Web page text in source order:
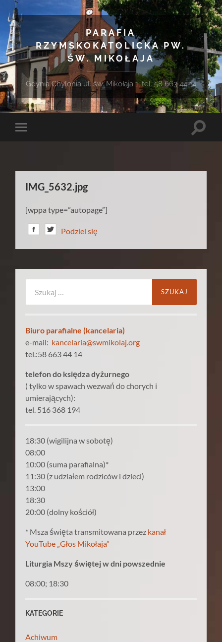
PARAFIA
RZYMSKOKATOLICKA PW.
ŚW. MIKOŁAJA
Gdynia Chylonia ul. św. Mikołaja 1, tel. 58 663 44 14
Toggle
Toggle
IMG_5632.jpg
[wppa type=”autopage”]
Podziel się
Biuro parafialne (kancelaria)
e-mail: kancelaria@swmikolaj.org
tel.:58 663 44 14
telefon do księdza dyżurnego
( tylko w spawach wezwań do chorych i
umierających):
tel. 516 368 194
18:30 (wigilijna w sobotę)
08:00
10:00 (suma parafialna)*
11:30 (z udziałem rodziców i dzieci)
13:00
18:30
20:00 (dolny kościół)
* Msza święta transmitowana przez kanał
YouTube „Głos Mikołaja”
Liturgia Mszy świętej w dni powszednie
08:00; 18:30
KATEGORIE
Achiwum